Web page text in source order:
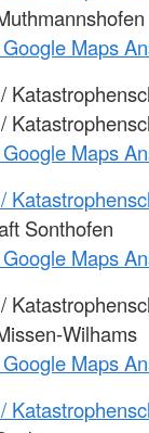
Maps
Maps
Sonthofen
Maps
Wilhams
Maps